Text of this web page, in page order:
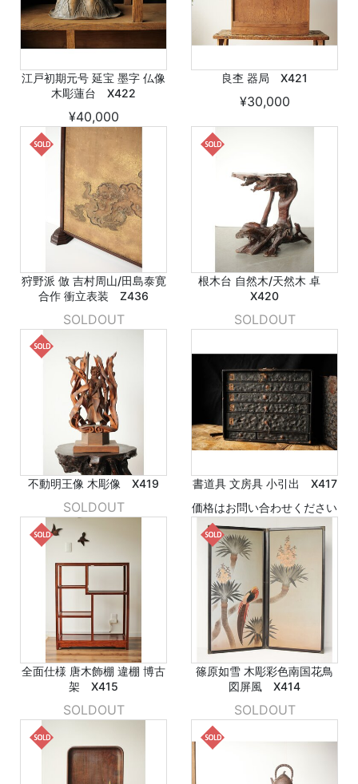
江戸初期元号 延宝 墨字 仏像
木彫蓮台 X422
¥40,000
良杢 器局 X421
¥30,000
狩野派 倣 吉村周山/田島泰寛
合作 衝立表装 Z436
SOLDOUT
根木台 自然木/天然木 卓
X420
SOLDOUT
不動明王像 木彫像 X419
SOLDOUT
書道具 文房具 小引出 X417
価格はお問い合わせください
全面仕様 唐木飾棚 違棚 博古
架 X415
SOLDOUT
篠原如雪 木彫彩色南国花鳥
図屏風 X414
SOLDOUT